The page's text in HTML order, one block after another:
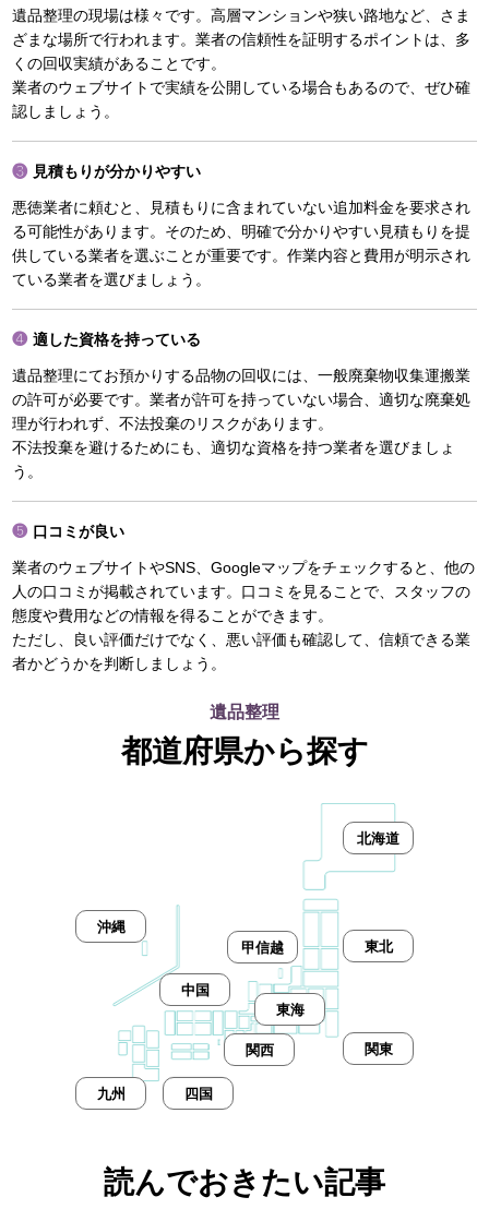
遺品整理の現場は様々です。高層マンションや狭い路地など、さま
ざまな場所で行われます。業者の信頼性を証明するポイントは、多
くの回収実績があることです。
業者のウェブサイトで実績を公開している場合もあるので、ぜひ確
認しましょう。
見積もりが分かりやすい
悪徳業者に頼むと、見積もりに含まれていない追加料金を要求され
る可能性があります。そのため、明確で分かりやすい見積もりを提
供している業者を選ぶことが重要です。作業内容と費用が明示され
ている業者を選びましょう。
適した資格を持っている
遺品整理にてお預かりする品物の回収には、一般廃棄物収集運搬業
の許可が必要です。業者が許可を持っていない場合、適切な廃棄処
理が行われず、不法投棄のリスクがあります。
不法投棄を避けるためにも、適切な資格を持つ業者を選びましょ
う。
口コミが良い
業者のウェブサイトやSNS、Googleマップをチェックすると、他の
人の口コミが掲載されています。口コミを見ることで、スタッフの
態度や費用などの情報を得ることができます。
ただし、良い評価だけでなく、悪い評価も確認して、信頼できる業
者かどうかを判断しましょう。
遺品整理
都道府県から探す
北海道
東北
甲信越
東海
関東
関西
中国
四国
九州
沖縄
読んでおきたい記事